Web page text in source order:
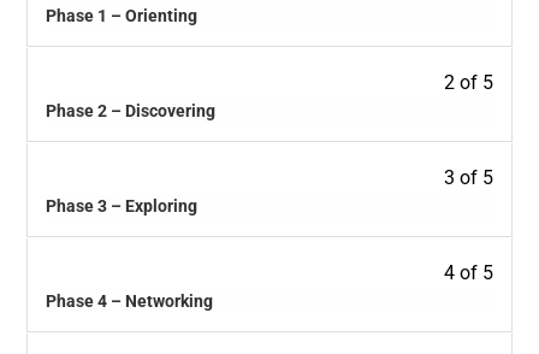
Phase 1 – Orienting
2 of 5
Phase 2 – Discovering
3 of 5
Phase 3 – Exploring
4 of 5
Phase 4 – Networking